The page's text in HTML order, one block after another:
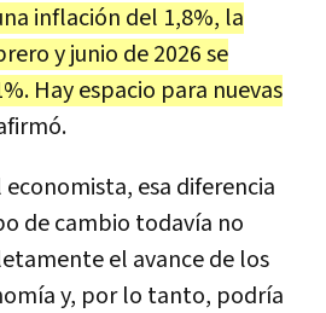
inflación del 1,8%, la
y junio de 2026 se
Hay espacio para nuevas
economista, esa diferencia
de cambio todavía no
el avance de los
y, por lo tanto, podría